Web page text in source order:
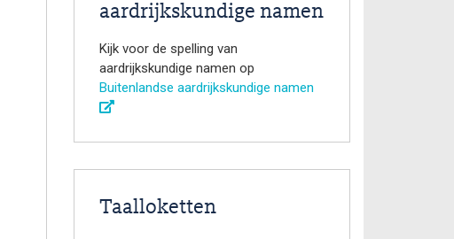
aardrijkskundige namen
Kijk voor de spelling van
aardrijkskundige namen op
Buitenlandse aardrijkskundige namen
Taalloketten